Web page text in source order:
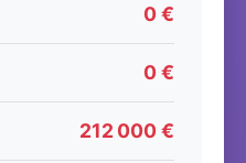
0 €
0 €
212 000 €